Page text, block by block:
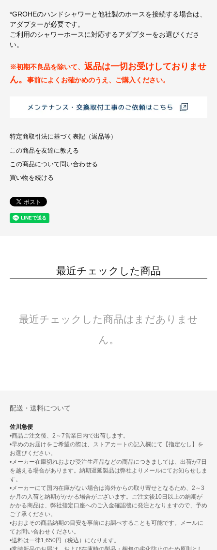
*GROHEのハンドシャワーと他社製のホースを接続する場合は、
アダプターが必要です。
ご利用のシャワーホースに対応するアダプターをお選びくださ
い。
※初期不良品を除いて、 返品は一切お受けしておりませ
ん。
事前によくお確かめのうえ、ご購入ください。
特定商取引法に基づく表記（返品等）
この商品を友達に教える
この商品について問い合わせる
買い物を続ける
最近チェックした商品
最近チェックした商品はまだありませ
ん。
配送・送料について
佐川急便
•商品ご注文後、2～7営業日内で出荷します。
•早めのお届けをご希望の際は、ストアカートの記入欄にて【指定なし】を
お選びください。
•メーカー在庫切れおよび受注生産品などの商品につきましては、出荷が7日
を越える場合があります。納期遅延製品は弊社よりメールにてお知らせしま
す。
•メーカーにて国内在庫がない場合は海外からの取り寄せとなるため、2～3
か月の入荷と納期がかかる場合がございます。ご注文後10日以上の納期が
かかる商品は、弊社指定口座へのご入金確認後に発注となりますので、予め
ご了承ください。
•おおよその商品納期の目安を事前にお調べすることも可能です。メールに
てお問い合わせください。
•送料は一律1,650円（税込）になります。